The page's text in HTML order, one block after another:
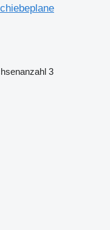
3